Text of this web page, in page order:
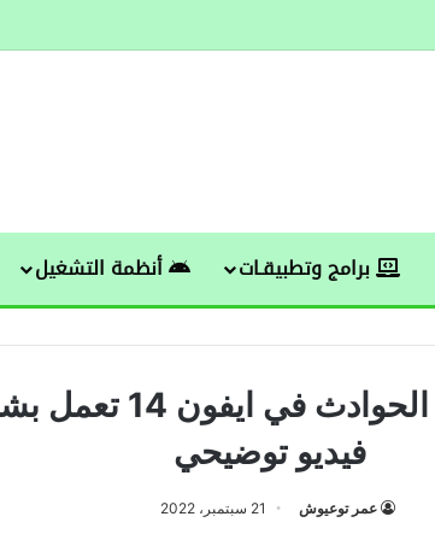
برامج وتطبيقـات أنظمة التشغيل
ميزة التعرف على
فيديو توضيحي
عمر توعيوش 21 سبتمبر، 2022